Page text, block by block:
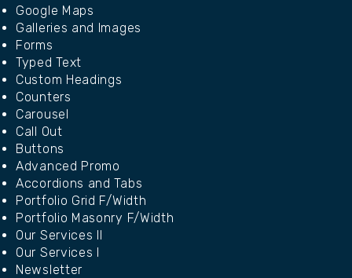
Google Maps
Galleries and Images
Forms
Typed Text
Custom Headings
Counters
Carousel
Call Out
Buttons
Advanced Promo
Accordions and Tabs
Portfolio Grid F/Width
Portfolio Masonry F/Width
Our Services II
Our Services I
Newsletter